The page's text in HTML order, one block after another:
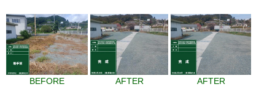
BEFORE AFTER AFTER